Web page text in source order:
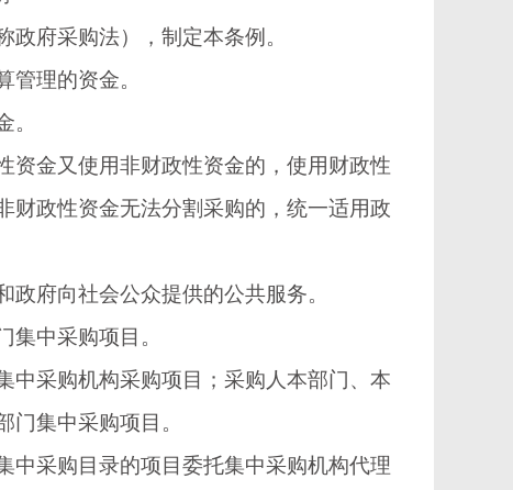
府采购法），制定本条例。
理的资金。
金又使用非财政性资金的，使用财政性
财政性资金无法分割采购的，统一适用政
府向社会公众提供的公共服务。
中采购项目。
采购机构采购项目；采购人本部门、本
集中采购项目。
采购目录的项目委托集中采购机构代理